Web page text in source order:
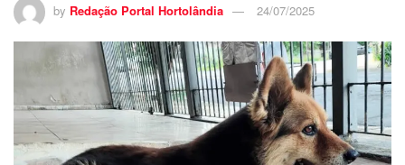
by Redação Portal Hortolândia 24/07/2025